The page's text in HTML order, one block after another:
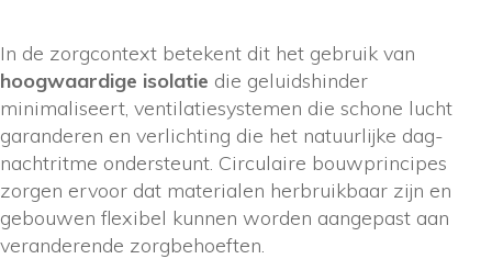
In de zorgcontext betekent dit het gebruik van
hoogwaardige isolatie die geluidshinder
minimaliseert, ventilatiesystemen die schone lucht
garanderen en verlichting die het natuurlijke dag-
nachtritme ondersteunt. Circulaire bouwprincipes
zorgen ervoor dat materialen herbruikbaar zijn en
gebouwen flexibel kunnen worden aangepast aan
veranderende zorgbehoeften.